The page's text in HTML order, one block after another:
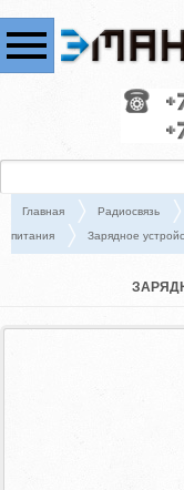
Главная Радиосвязь
питания
Зарядное